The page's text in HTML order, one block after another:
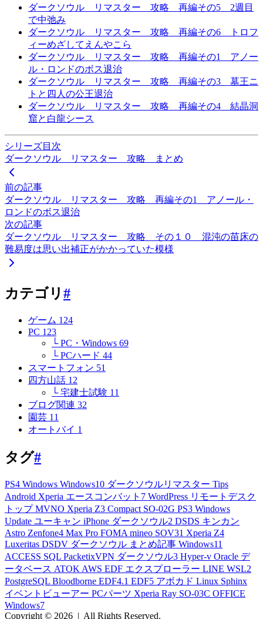
ダークソウル リマスター 攻略 再編その5 2週目
で中弛み
ダークソウル リマスター 攻略 再編その6 トロフ
ィーめざしてえんやこら
ダークソウル リマスター 攻略 再編その1 アノー
ル・ロンドのボス退治
ダークソウル リマスター 攻略 再編その3 墓王ニ
トと四人の公王退治
ダークソウル リマスター 攻略 再編その4 結晶洞
窟と白龍シース
シリーズ目次
ダークソウル リマスター 攻略 まとめ
前の記事
ダークソウル リマスター 攻略 再編その1 アノール・
ロンドのボス退治
次の記事
ダークソウル リマスター 攻略 その１０ 混沌の苗床の
難易度は思い出補正がかかっていた模様
カテゴリ #
ゲーム 124
PC 123
└ PC・Windows 69
└ PCハード 44
スマートフォン 51
四方山話 12
└ 宅建士試験 11
ブログ関連 32
園芸 11
オートバイ 1
タグ#
PS4 Windows Windows10 ダークソウルリマスター Tips
Android Xperia エースコンバット7 WordPress リモートデスク
トップMVNO Xperia Z3 Compact SO-02G PS3 Windows
Update ユーキャン iPhone ダークソウル2 DSDS キンカン
Astro Zenfone4 Max Pro FOMA mineo SOV31 Xperia Z4
Luxeritas DSDV ダークソウル まとめ記事 Windows11
ACCESS SQL PacketixVPN ダークソウル3 Hyper-v Oracle デ
ータベース ATOK AWS EDF エクスプローラー LINE WSL2
PostgreSQL Bloodborne EDF4.1 EDF5 アボカド Linux Sphinx
イベントビューアー PCパーツ Xperia Ray SO-03C OFFICE
Windows7
Copyright © 2026 | All Rights Reserved.